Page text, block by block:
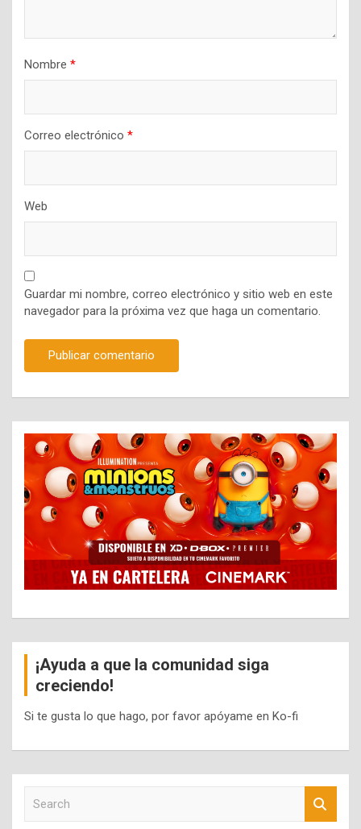
Nombre *
Correo electrónico *
Web
Guardar mi nombre, correo electrónico y sitio web en este
navegador para la próxima vez que haga un comentario.
¡Ayuda a que la comunidad siga
creciendo!
Si te gusta lo que hago, por favor apóyame en Ko-fi